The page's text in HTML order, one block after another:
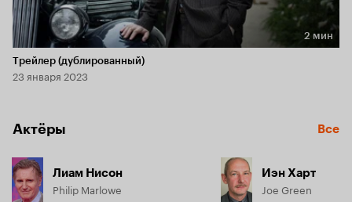
Длительность 2 мин
2 мин
Трейлер (дублированный)
23 января 2023
Актёры Все
Лиам Нисон
Philip Marlowe
Иэн Харт
Joe Green